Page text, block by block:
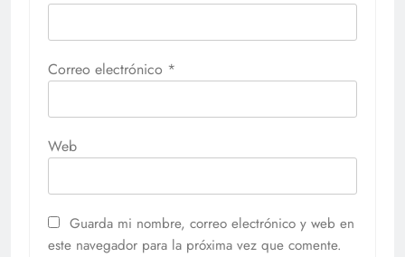
Correo electrónico *
Web
Guarda mi nombre, correo electrónico y web en
este navegador para la próxima vez que comente.